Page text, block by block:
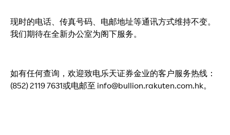
现时的电话、传真号码、电邮地址等通讯方式维持不变。
我们期待在全新办公室为阁下服务。
如有任何查询，欢迎致电乐天证券金业的客户服务热线：
(852) 2119 7631或电邮至 info@bullion.rakuten.com.hk。